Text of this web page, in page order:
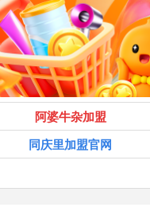
阿婆牛杂加盟
同庆里加盟官网